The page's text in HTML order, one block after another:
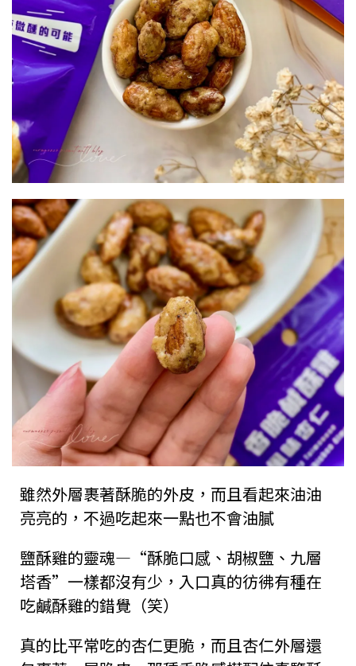
雖然外層裹著酥脆的外皮，而且看起來油油
亮亮的，不過吃起來一點也不會油膩
鹽酥雞的靈魂—“酥脆口感、胡椒鹽、九層
塔香”一樣都沒有少，入口真的彷彿有種在
吃鹹酥雞的錯覺（笑）
真的比平常吃的杏仁更脆，而且杏仁外層還